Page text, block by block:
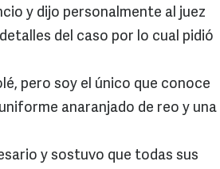
y dijo personalmente al juez
del caso por lo cual pidió
pero soy el único que conoce
anaranjado de reo y una
y sostuvo que todas sus